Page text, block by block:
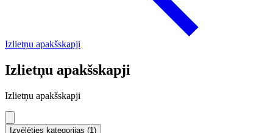
Izlietņu apakšskapji
Izlietņu apakšskapji
Izlietņu apakšskapji
Izvēlēties kategorijas (1)